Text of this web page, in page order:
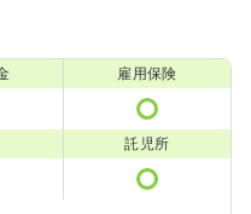
雇用保険
託児所